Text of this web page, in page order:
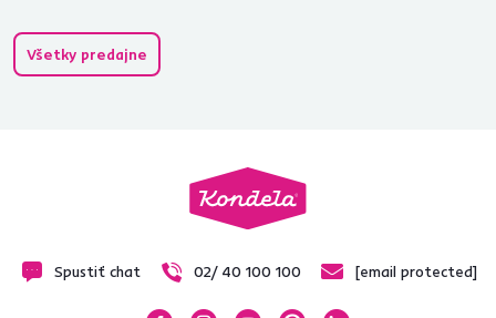
Všetky predajne
Spustiť chat 02/ 40 100 100 [email protected]